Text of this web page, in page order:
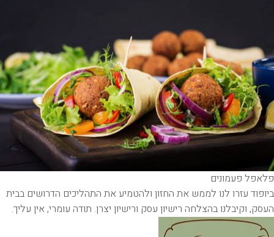
פלאפל פעמונים
ביופוד עזרו לנו לממש את החזון ולהטמיע את התהליכים הדרושים בבית
העסק, וקיבלנו בהצלחה רישיון עסק ורישיון יצרן. תודה עומרי, אין עליך.